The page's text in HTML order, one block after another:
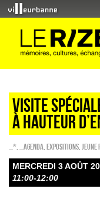
Visite
à hauteur
_* _Agenda EXPOSITIONS
MERCREDI 3 AOÛT
11:00-12:00